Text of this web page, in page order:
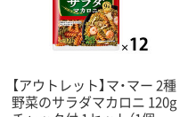
【アウトレット】マ・マー 2種
野菜のサラダマカロニ 120g